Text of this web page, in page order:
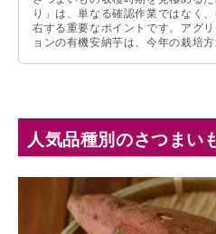
り」は、単なる確認作業ではなく
右する重要なポイントです。アグ
ョンの有機安納芋は、今年の栽培方
人気品種別のさつまい